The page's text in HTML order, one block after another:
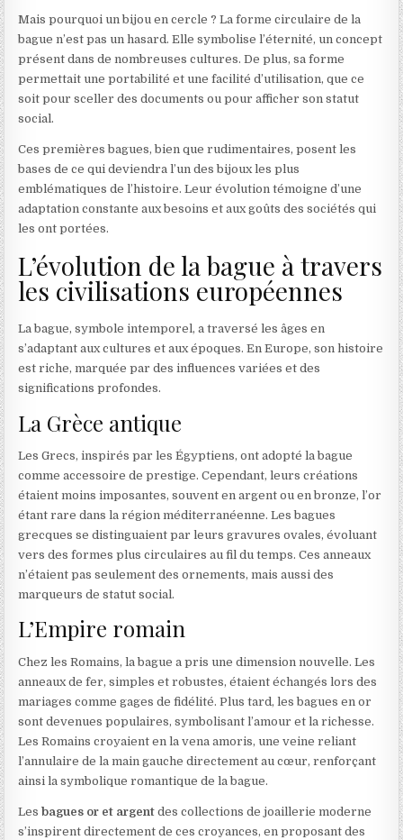
Mais pourquoi un bijou en cercle ? La forme circulaire de la
bague n’est pas un hasard. Elle symbolise l’éternité, un concept
présent dans de nombreuses cultures. De plus, sa forme
permettait une portabilité et une facilité d’utilisation, que ce
soit pour sceller des documents ou pour afficher son statut
social.
Ces premières bagues, bien que rudimentaires, posent les
bases de ce qui deviendra l’un des bijoux les plus
emblématiques de l’histoire. Leur évolution témoigne d’une
adaptation constante aux besoins et aux goûts des sociétés qui
les ont portées.
L’évolution de la bague à travers
les civilisations européennes
La bague, symbole intemporel, a traversé les âges en
s’adaptant aux cultures et aux époques. En Europe, son histoire
est riche, marquée par des influences variées et des
significations profondes.
La Grèce antique
Les Grecs, inspirés par les Égyptiens, ont adopté la bague
comme accessoire de prestige. Cependant, leurs créations
étaient moins imposantes, souvent en argent ou en bronze, l’or
étant rare dans la région méditerranéenne. Les bagues
grecques se distinguaient par leurs gravures ovales, évoluant
vers des formes plus circulaires au fil du temps. Ces anneaux
n’étaient pas seulement des ornements, mais aussi des
marqueurs de statut social.
L’Empire romain
Chez les Romains, la bague a pris une dimension nouvelle. Les
anneaux de fer, simples et robustes, étaient échangés lors des
mariages comme gages de fidélité. Plus tard, les bagues en or
sont devenues populaires, symbolisant l’amour et la richesse.
Les Romains croyaient en la vena amoris, une veine reliant
l’annulaire de la main gauche directement au cœur, renforçant
ainsi la symbolique romantique de la bague.
Lesbagues or et argent des collections de joaillerie moderne
s’inspirent directement de ces croyances, en proposant des